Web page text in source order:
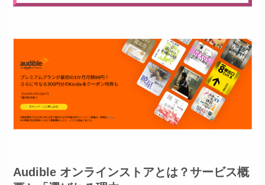
Audible オンラインストアとは？サービス概